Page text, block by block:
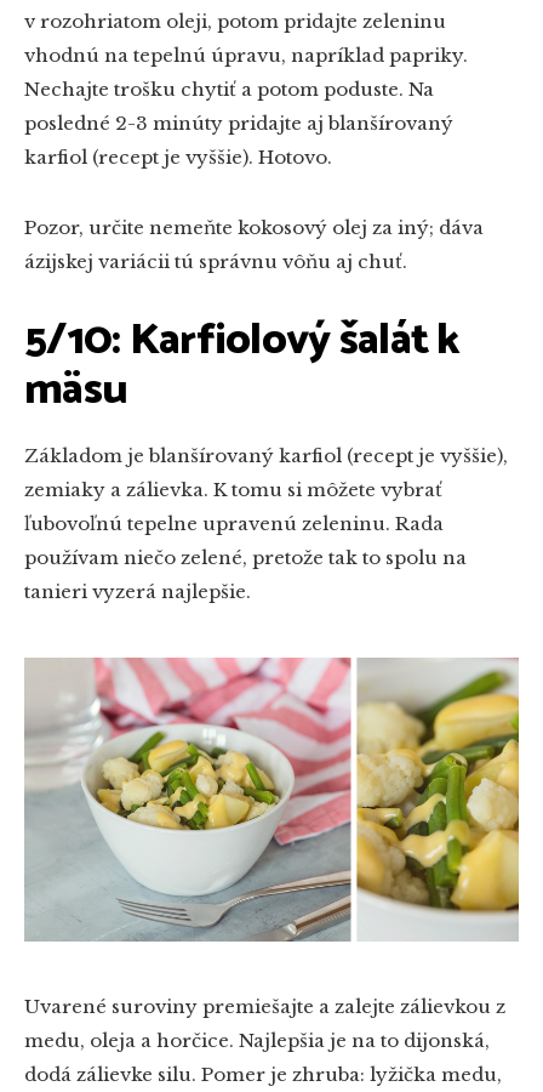
v rozohriatom oleji, potom pridajte zeleninu
vhodnú na tepelnú úpravu, napríklad papriky.
Nechajte trošku chytiť a potom poduste. Na
posledné 2-3 minúty pridajte aj blanšírovaný
karfiol (recept je vyššie). Hotovo.
Pozor, určite nemeňte kokosový olej za iný; dáva
ázijskej variácii tú správnu vôňu aj chuť.
5/10: Karfiolový šalát k
mäsu
Základom je blanšírovaný karfiol (recept je vyššie),
zemiaky a zálievka. K tomu si môžete vybrať
ľubovoľnú tepelne upravenú zeleninu. Rada
používam niečo zelené, pretože tak to spolu na
tanieri vyzerá najlepšie.
Uvarené suroviny premiešajte a zalejte zálievkou z
medu, oleja a horčice. Najlepšia je na to dijonská,
dodá zálievke silu. Pomer je zhruba: lyžička medu,